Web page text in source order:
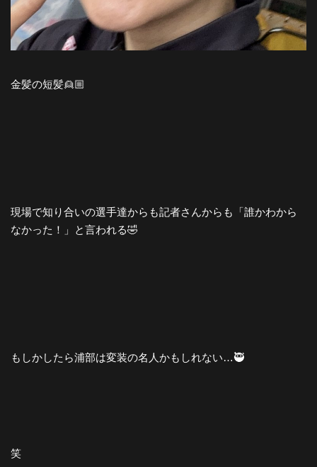
金髪の短髪👱🏼
現場で知り合いの選手達からも記者さんからも「誰かわから
なかった！」と言われる🤣
もしかしたら浦部は変装の名人かもしれない…🥷
笑